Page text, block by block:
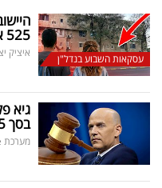
עסקאות השבוע בנדל"ן
525 אלף שקל
איציק
גיא
בסך 5 מיליון שקל
מערכת ice